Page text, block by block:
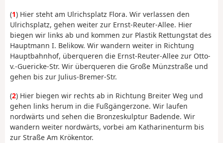
(1) Hier steht am Ulrichsplatz Flora. Wir verlassen den
Ulrichsplatz, gehen weiter zur Ernst-Reuter-Allee. Hier
biegen wir links ab und kommen zur Plastik Rettungstat des
Hauptmann I. Belikow. Wir wandern weiter in Richtung
Hauptbahnhof, überqueren die Ernst-Reuter-Allee zur Otto-
v.-Guericke-Str. Wir überqueren die Große Münzstraße und
gehen bis zur Julius-Bremer-Str.
(2) Hier biegen wir rechts ab in Richtung Breiter Weg und
gehen links herum in die Fußgängerzone. Wir laufen
nordwärts und sehen die Bronzeskulptur Badende. Wir
wandern weiter nordwärts, vorbei am Katharinenturm bis
zur Straße Am Krökentor.